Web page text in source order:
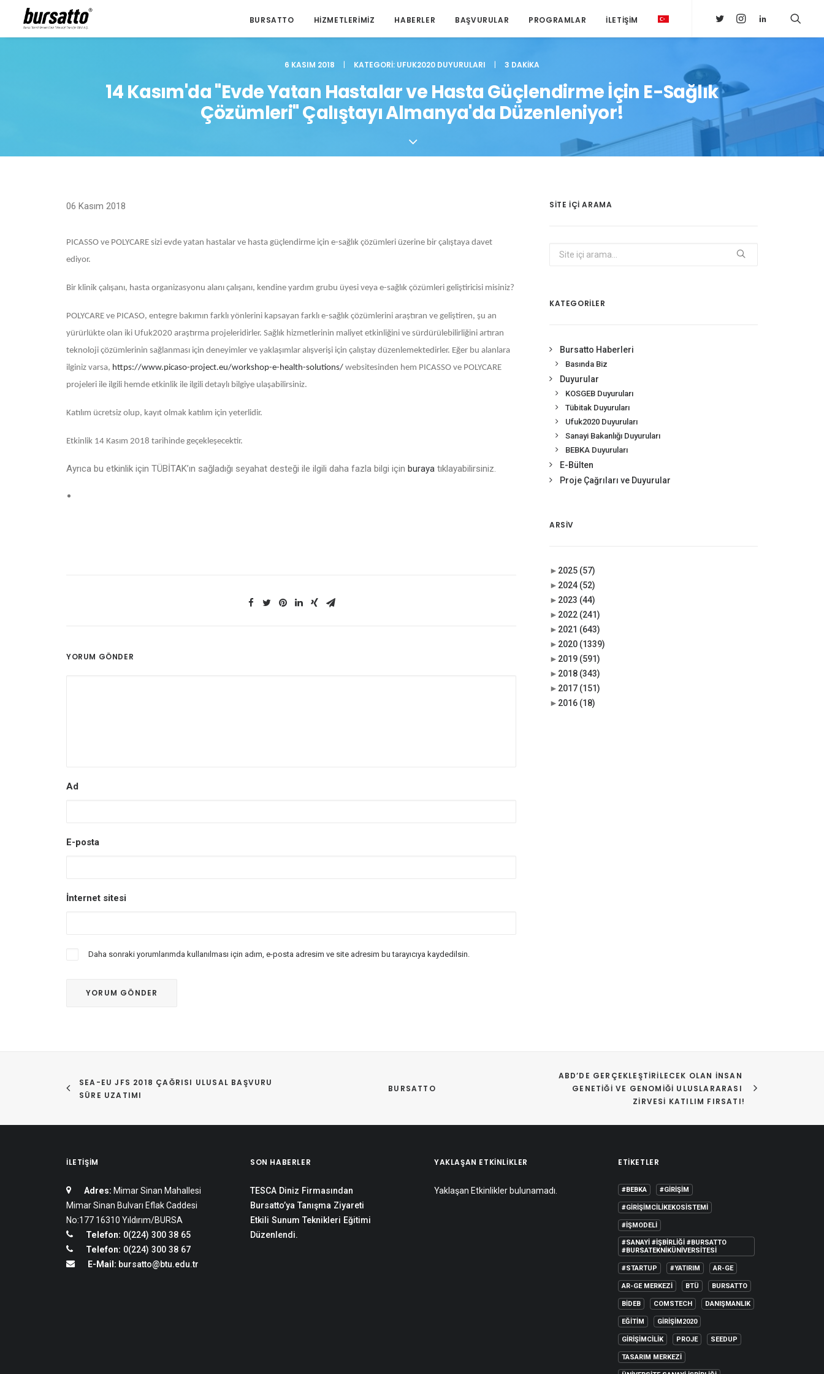
BURSATTO HIZMETLERIMIZ HABERLER BAŞVURULAR PROGRAMLAR İLETIŞIM
6 KASIM 2018 | KATEGORI: UFUK2020 DUYURULARI | 3 DAKIKA
14 Kasım'da "Evde Yatan Hastalar ve Hasta Güçlendirme İçin E-Sağlık
Çözümleri" Çalıştayı Almanya'da Düzenleniyor!
06 Kasım 2018
PICASSO ve POLYCARE sizi evde yatan hastalar ve hasta güçlendirme için e-sağlık çözümleri üzerine bir çalıştaya davet
ediyor.
Bir klinik çalışanı, hasta organizasyonu alanı çalışanı, kendine yardım grubu üyesi veya e-sağlık çözümleri geliştiricisi misiniz?
POLYCARE ve PICASO, entegre bakımın farklı yönlerini kapsayan farklı e-sağlık çözümlerini araştıran ve geliştiren, şu an
yürürlükte olan iki Ufuk2020 araştırma projeleridirler. Sağlık hizmetlerinin maliyet etkinliğini ve sürdürülebilirliğini artıran
teknoloji çözümlerinin sağlanması için deneyimler ve yaklaşımlar alışverişi için çalıştay düzenlemektedirler. Eğer bu alanlara
ilginiz varsa, https://www.picaso-project.eu/workshop-e-health-solutions/ websitesinden hem PICASSO ve POLYCARE
projeleri ile ilgili hemde etkinlik ile ilgili detaylı bilgiye ulaşabilirsiniz.
Katılım ücretsiz olup, kayıt olmak katılım için yeterlidir.
Etkinlik 14 Kasım 2018 tarihinde geçekleşecektir.
Ayrıca bu etkinlik için TÜBİTAK’ın sağladığı seyahat desteği ile ilgili daha fazla bilgi için buraya tıklayabilirsiniz.
YORUM GÖNDER
Ad
E-posta
İnternet sitesi
Daha sonraki yorumlarımda kullanılması için adım, e-posta adresim ve site adresim bu tarayıcıya kaydedilsin.
SITE IÇI ARAMA
KATEGORİLER
Bursatto Haberleri
Basında Biz
Duyurular
KOSGEB Duyuruları
Tübitak Duyuruları
Ufuk2020 Duyuruları
Sanayi Bakanlığı Duyuruları
BEBKA Duyuruları
E-Bülten
Proje Çağrıları ve Duyurular
ARSIV
► 2025 (57)
► 2024 (52)
► 2023 (44)
► 2022 (241)
► 2021 (643)
► 2020 (1339)
► 2019 (591)
► 2018 (343)
► 2017 (151)
► 2016 (18)
SEA-EU JFS 2018 ÇAĞRISI ULUSAL BAŞVURU
SÜRE UZATIMI
BURSATTO
ABD’DE GERÇEKLEŞTIRILECEK OLAN İNSAN
GENETIĞI VE GENOMIĞI ULUSLARARASI
ZIRVESI KATILIM FIRSATI!
İLETIŞIM
Adres: Mimar Sinan Mahallesi
Mimar Sinan Bulvarı Eflak Caddesi
No:177 16310 Yıldırım/BURSA
Telefon: 0(224) 300 38 65
Telefon: 0(224) 300 38 67
E-Mail: bursatto@btu.edu.tr
SON HABERLER
TESCA Diniz Firmasından
Bursatto’ya Tanışma Ziyareti
Etkili Sunum Teknikleri Eğitimi
Düzenlendi.
YAKLAŞAN ETKINLIKLER
Yaklaşan Etkinlikler bulunamadı.
ETIKETLER
#BEBKA #GIRIŞIM
#GIRIŞIMCILIKEKOSISTEMI
#IŞMODELI
#SANAYI #IŞBIRLIĞI #BURSATTO
#BURSATEKNIKÜNIVERSITESI
#STARTUP #YATIRIM AR-GE
AR-GE MERKEZI BTÜ BURSATTO
BİDEB COMSTECH DANIŞMANLIK
EĞITIM GIRIŞIM2020
GIRIŞIMCILIK PROJE SEEDUP
TASARIM MERKEZI